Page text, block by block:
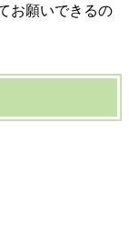
お願いできるの